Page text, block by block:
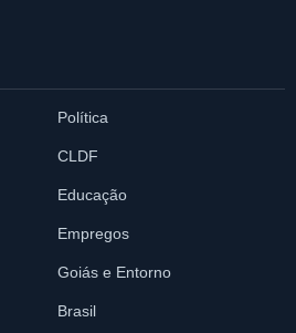
Política
CLDF
Educação
Empregos
Goiás e Entorno
Brasil